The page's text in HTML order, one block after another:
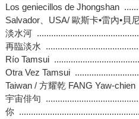
Los geniecillos de Jhongshan
Salvador、USA/ 歐斯卡•雷內•貝
淡水河
再臨淡水
Río Tamsui
Otra Vez Tamsui
Taiwan / 方耀乾 FANG Yaw-chien
宇宙俳句
你